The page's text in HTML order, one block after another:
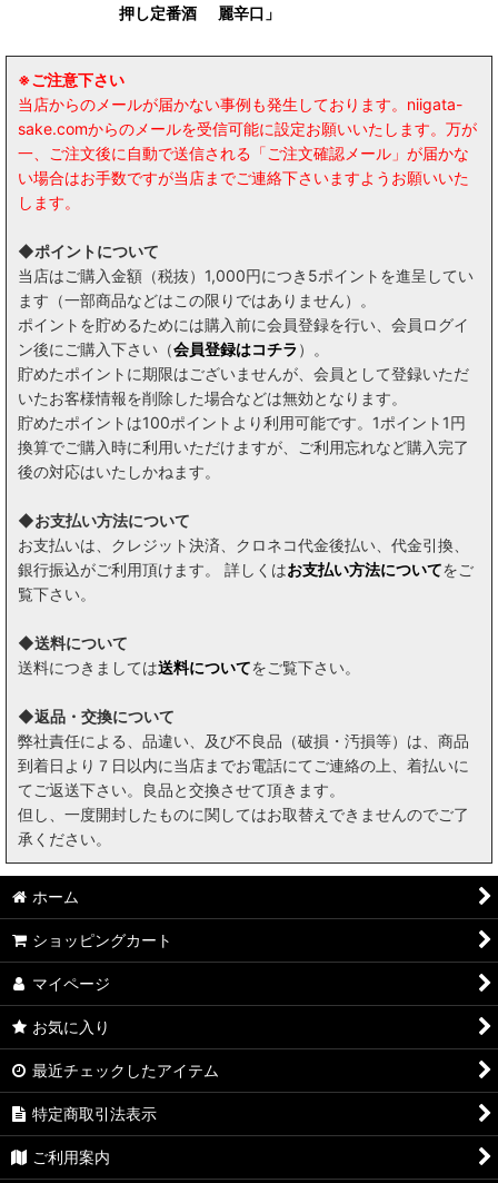
押し定番酒
麗辛口」
※ご注意下さい
当店からのメールが届かない事例も発生しております。niigata-
sake.comからのメールを受信可能に設定お願いいたします。万が
一、ご注文後に自動で送信される「ご注文確認メール」が届かな
い場合はお手数ですが当店までご連絡下さいますようお願いいた
します。
◆ポイントについて
当店はご購入金額（税抜）1,000円につき5ポイントを進呈してい
ます（一部商品などはこの限りではありません）。
ポイントを貯めるためには購入前に会員登録を行い、会員ログイ
ン後にご購入下さい（会員登録はコチラ ）。
貯めたポイントに期限はございませんが、会員として登録いただ
いたお客様情報を削除した場合などは無効となります。
貯めたポイントは100ポイントより利用可能です。1ポイント1円
換算でご購入時に利用いただけますが、ご利用忘れなど購入完了
後の対応はいたしかねます。
◆お支払い方法について
お支払いは、クレジット決済、クロネコ代金後払い、代金引換、
銀行振込がご利用頂けます。 詳しくはお支払い方法についてをご
覧下さい。
◆送料について
送料につきましては送料についてをご覧下さい。
◆返品・交換について
弊社責任による、品違い、及び不良品（破損・汚損等）は、商品
到着日より７日以内に当店までお電話にてご連絡の上、着払いに
てご返送下さい。良品と交換させて頂きます。
但し、一度開封したものに関してはお取替えできませんのでご了
承ください。
ホーム
ショッピングカート
マイページ
お気に入り
最近チェックしたアイテム
特定商取引法表示
ご利用案内